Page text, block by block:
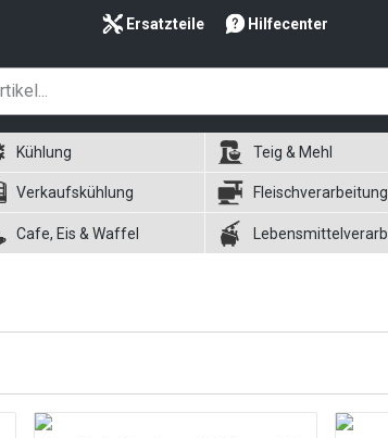
Ersatzteile Hilfecenter
Kühlung Teig & Mehl
Verkaufskühlung Fleischverarbeitung
Cafe, Eis & Waffel